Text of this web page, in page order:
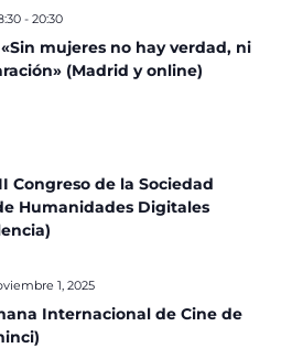
mujeres no hay verdad, ni
(Madrid y online)
- 20:30
Congreso de la Sociedad
Humanidades Digitales
Internacional de Cine de
1, 2025